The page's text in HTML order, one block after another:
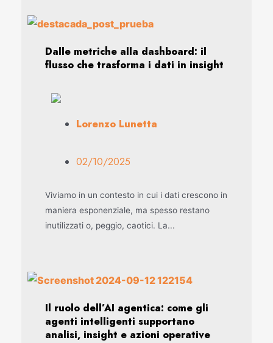
Dalle metriche alla dashboard: il
flusso che trasforma i dati in insight
Lorenzo Lunetta
02/10/2025
Viviamo in un contesto in cui i dati crescono in
maniera esponenziale, ma spesso restano
inutilizzati o, peggio, caotici. La...
Il ruolo dell’AI agentica: come gli
agenti intelligenti supportano
analisi, insight e azioni operative